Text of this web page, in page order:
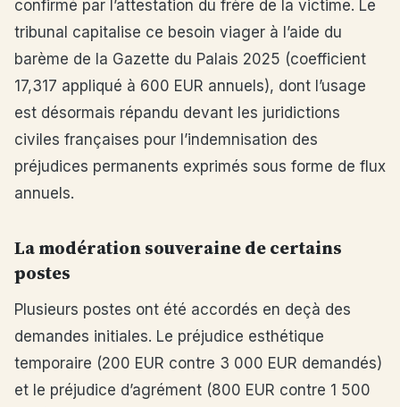
confirmé par l’attestation du frère de la victime. Le
tribunal capitalise ce besoin viager à l’aide du
barème de la Gazette du Palais 2025 (coefficient
17,317 appliqué à 600 EUR annuels), dont l’usage
est désormais répandu devant les juridictions
civiles françaises pour l’indemnisation des
préjudices permanents exprimés sous forme de flux
annuels.
La modération souveraine de certains
postes
Plusieurs postes ont été accordés en deçà des
demandes initiales. Le préjudice esthétique
temporaire (200 EUR contre 3 000 EUR demandés)
et le préjudice d’agrément (800 EUR contre 1 500